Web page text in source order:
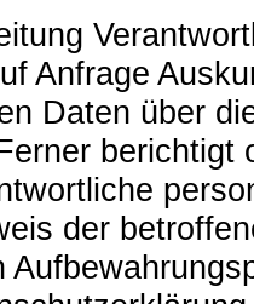
Anfrage
Daten über
berichtigt
der